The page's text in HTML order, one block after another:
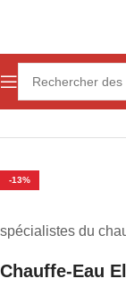
Accueil Chauffage
-13%
spécialistes du
Chauffe-Eau